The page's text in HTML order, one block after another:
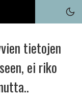
tietojen
ei riko